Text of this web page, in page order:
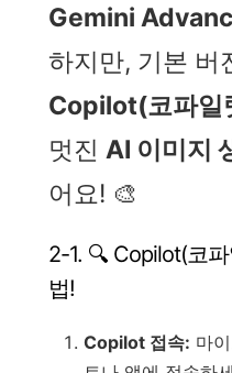
Gemini
하지만, 기본 버
Copilot(코파일
멋진 AI 이미지
어요! 🎨
2-1. 🔍 Copilot(코
법!
Copilot 접속: 마